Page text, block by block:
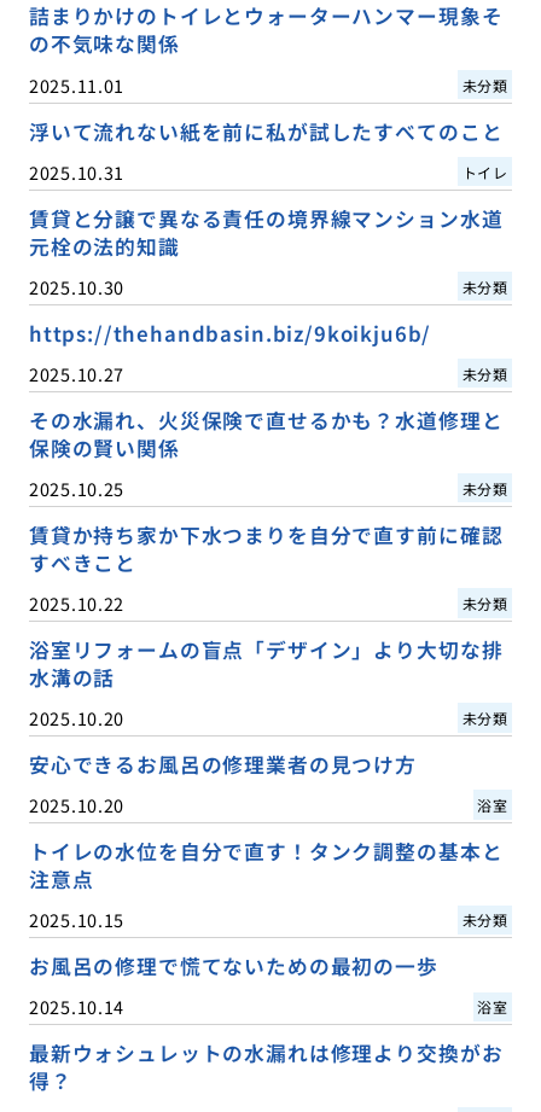
詰まりかけのトイレとウォーターハンマー現象そ
の不気味な関係
2025.11.01 未分類
浮いて流れない紙を前に私が試したすべてのこと
2025.10.31 トイレ
賃貸と分譲で異なる責任の境界線マンション水道
元栓の法的知識
2025.10.30 未分類
https://thehandbasin.biz/9koikju6b/
2025.10.27 未分類
その水漏れ、火災保険で直せるかも？水道修理と
保険の賢い関係
2025.10.25 未分類
賃貸か持ち家か下水つまりを自分で直す前に確認
すべきこと
2025.10.22 未分類
浴室リフォームの盲点「デザイン」より大切な排
水溝の話
2025.10.20 未分類
安心できるお風呂の修理業者の見つけ方
2025.10.20 浴室
トイレの水位を自分で直す！タンク調整の基本と
注意点
2025.10.15 未分類
お風呂の修理で慌てないための最初の一歩
2025.10.14 浴室
最新ウォシュレットの水漏れは修理より交換がお
得？